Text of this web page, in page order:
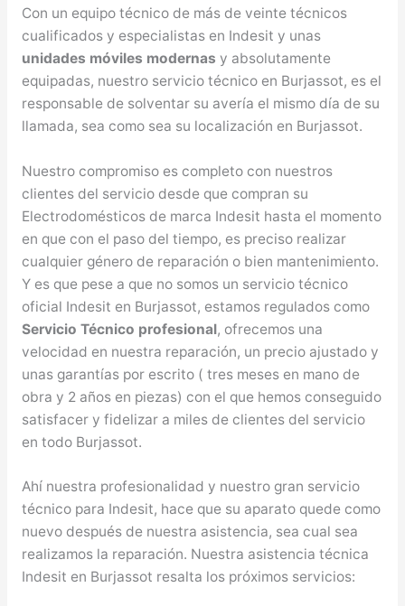
Con un equipo técnico de más de veinte técnicos
cualificados y especialistas en Indesit y unas
unidades móviles modernas y absolutamente
equipadas, nuestro servicio técnico en Burjassot, es el
responsable de solventar su avería el mismo día de su
llamada, sea como sea su localización en Burjassot.
Nuestro compromiso es completo con nuestros
clientes del servicio desde que compran su
Electrodomésticos de marca Indesit hasta el momento
en que con el paso del tiempo, es preciso realizar
cualquier género de reparación o bien mantenimiento.
Y es que pese a que no somos un servicio técnico
oficial Indesit en Burjassot, estamos regulados como
Servicio Técnico profesional, ofrecemos una
velocidad en nuestra reparación, un precio ajustado y
unas garantías por escrito ( tres meses en mano de
obra y 2 años en piezas) con el que hemos conseguido
satisfacer y fidelizar a miles de clientes del servicio
en todo Burjassot.
Ahí nuestra profesionalidad y nuestro gran servicio
técnico para Indesit, hace que su aparato quede como
nuevo después de nuestra asistencia, sea cual sea
realizamos la reparación. Nuestra asistencia técnica
Indesit en Burjassot resalta los próximos servicios: